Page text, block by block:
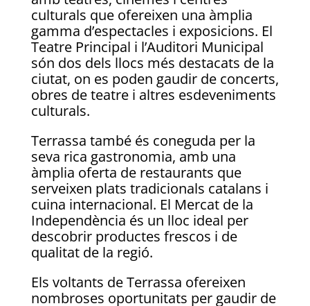
culturals que ofereixen una àmplia
gamma d’espectacles i exposicions. El
Teatre Principal i l’Auditori Municipal
són dos dels llocs més destacats de la
ciutat, on es poden gaudir de concerts,
obres de teatre i altres esdeveniments
culturals.
Terrassa també és coneguda per la
seva rica gastronomia, amb una
àmplia oferta de restaurants que
serveixen plats tradicionals catalans i
cuina internacional. El Mercat de la
Independència és un lloc ideal per
descobrir productes frescos i de
qualitat de la regió.
Els voltants de Terrassa ofereixen
nombroses oportunitats per gaudir de